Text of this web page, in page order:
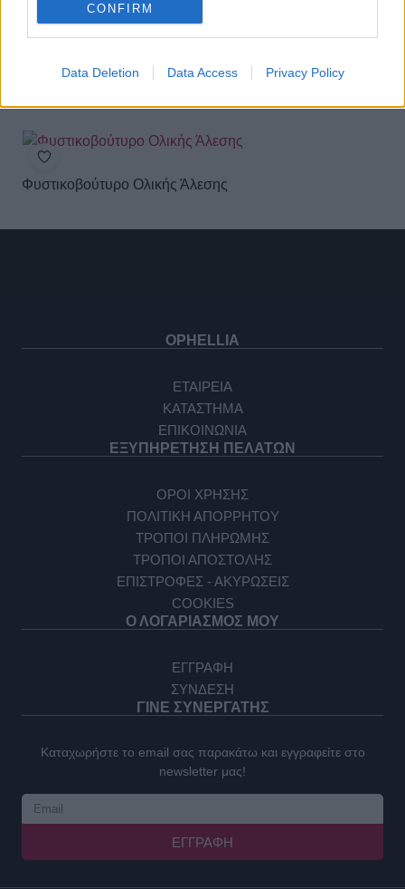
CONFIRM
Data Deletion Data Access Privacy Policy
Άλειμμα Φρούτου Δάσους
Φυστικοβούτυρο Ολικής Άλεσης
OPHELLIA
ΕΤΑΙΡΕΙΑ
ΚΑΤΑΣΤΗΜΑ
ΕΠΙΚΟΙΝΩΝΙΑ
ΕΞΥΠΗΡΕΤΗΣΗ ΠΕΛΑΤΩΝ
ΟΡΟΙ ΧΡΗΣΗΣ
ΠΟΛΙΤΙΚΗ ΑΠΟΡΡΗΤΟΥ
ΤΡΟΠΟΙ ΠΛΗΡΩΜΗΣ
ΤΡΟΠΟΙ ΑΠΟΣΤΟΛΗΣ
ΕΠΙΣΤΡΟΦΕΣ - ΑΚΥΡΩΣΕΙΣ
COOKIES
Ο ΛΟΓΑΡΙΑΣΜΟΣ ΜΟΥ
ΕΓΓΡΑΦΗ
ΣΥΝΔΕΣΗ
ΓΙΝΕ ΣΥΝΕΡΓΑΤΗΣ
Καταχωρήστε το email σας παρακάτω και εγγραφείτε στο
newsletter μας!
ΕΓΓΡΑΦΉ